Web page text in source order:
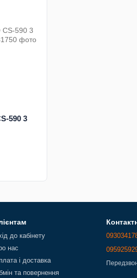
590 3
до кабінету
нас
і доставка
та повернення